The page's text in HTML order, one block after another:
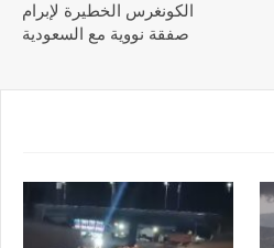
الكونغرس الخطيرة لإبرام
صفقة نووية مع السعودية